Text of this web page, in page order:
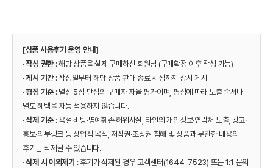
[상품 사용후기 운영 안내]
·작성 권한 : 해당 상품을 실제 구매하신 회원님 (구매확정 이후 작성 가능)
·게시 기간: 작성일부터 해당 상품 판매 종료 시점까지 상시 게시
·평점 기준 : 별점 5점 만점의 구매자 자율 평가이며, 평점에 따라 노출 순서나
별도 혜택을 차등 적용하지 않습니다.
·삭제 기준 : 욕설·비방·명예훼손·허위사실, 타인의 개인정보·연락처 노출, 광고·
홍보·외부링크 등 상업적 목적, 저작권·초상권 침해 및 상품과 무관한 내용의
후기는 삭제될 수 있습니다.
·삭제 시 이의제기 : 후기가 삭제된 경우 고객센터(1644-7523) 또는 1:1 문의